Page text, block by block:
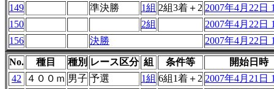
149
準決勝 1組 2組3着＋2 2007年4月22日
150
2組
2007年4月22日
156
決勝 2007年4月22日
No. 種目 種別 レース区分 組 条件等
開始日時
42
４００ｍ 男子 予選 1組 6組1着＋2 2007年4月21日